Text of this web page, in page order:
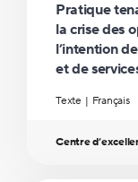
Pratique
la crise des
l’intention
et de
Texte Français
Centre